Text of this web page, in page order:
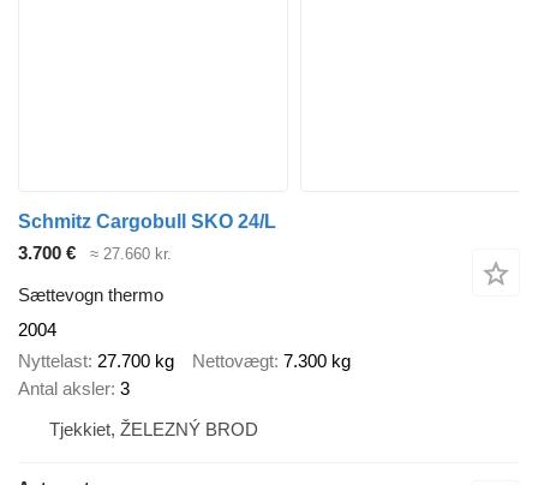
Schmitz Cargobull SKO 24/L
3.700 €
≈ 27.660 kr.
Sættevogn thermo
2004
Nyttelast 27.700 kg Nettovægt 7.300 kg
Antal aksler 3
Tjekkiet, ŽELEZNÝ BROD